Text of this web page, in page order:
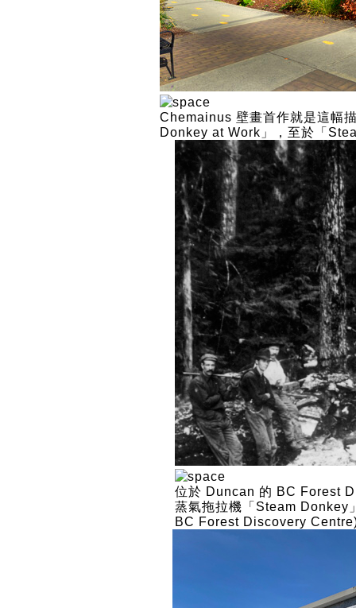
Chemainus 壁畫首作就是這幅
Donkey at Work」，至於「
位於 Duncan 的 BC Forest
蒸氣拖拉機「Steam Donkey
BC Forest Discovery